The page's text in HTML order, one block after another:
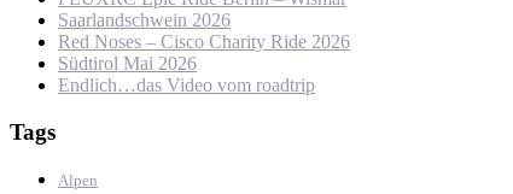
Saarlandschwein 2026
Red Noses – Cisco Charity Ride 2026
Südtirol Mai 2026
Endlich…das Video vom roadtrip
Tags
Alpen